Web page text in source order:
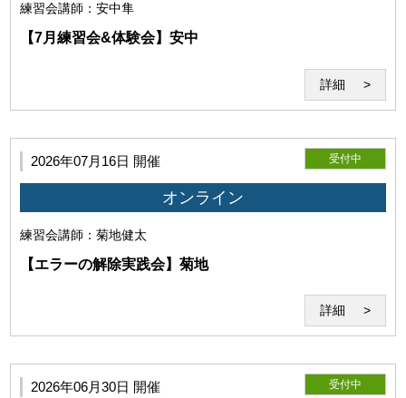
サービスを利用して提供されます。事前にダウンロードが必
要となります。
練習会講師：安中隼
【7月練習会&体験会】安中
詳細
2026年07月16日 開催 受付中
オンライン
練習会講師：菊地健太
【エラーの解除実践会】菊地
詳細
2026年06月30日 開催 受付中